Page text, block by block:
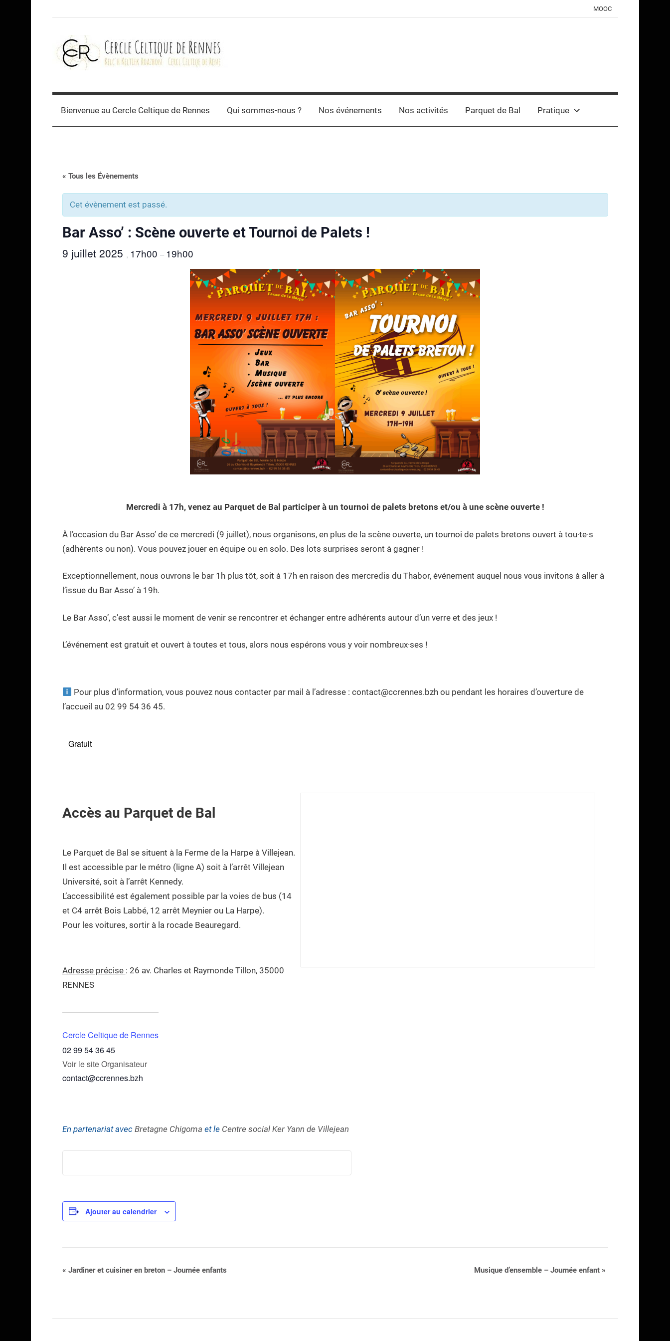
MOOC
Cercle
celtique
Rennes
Bienvenue au Cercle Celtique de Rennes Qui sommes-nous ? Nos événements Nos activités Parquet de Bal Pratique
« Tous les Évènements
Cet évènement est passé.
Bar Asso’ : Scène ouverte et Tournoi de Palets !
9 juillet 2025 , 17h00 – 19h00
Mercredi à 17h, venez au Parquet de Bal participer à un tournoi de palets bretons et/ou à une scène ouverte !
À l’occasion du Bar Asso’ de ce mercredi (9 juillet), nous organisons, en plus de la scène ouverte, un tournoi de palets bretons ouvert à tou·te·s
(adhérents ou non). Vous pouvez jouer en équipe ou en solo. Des lots surprises seront à gagner !
Exceptionnellement, nous ouvrons le bar 1h plus tôt, soit à 17h en raison des mercredis du Thabor, événement auquel nous vous invitons à aller à
l’issue du Bar Asso’ à 19h.
Le Bar Asso’, c’est aussi le moment de venir se rencontrer et échanger entre adhérents autour d’un verre et des jeux !
L’événement est gratuit et ouvert à toutes et tous, alors nous espérons vous y voir nombreux·ses !
Pour plus d’information, vous pouvez nous contacter par mail à l’adresse : contact@ccrennes.bzh ou pendant les horaires d’ouverture de
l’accueil au 02 99 54 36 45.
Gratuit
Accès au Parquet de Bal
Le Parquet de Bal se situent à la Ferme de la Harpe à Villejean.
Il est accessible par le métro (ligne A) soit à l’arrêt Villejean
Université, soit à l’arrêt Kennedy.
L’accessibilité est également possible par la voies de bus (14
et C4 arrêt Bois Labbé, 12 arrêt Meynier ou La Harpe).
Pour les voitures, sortir à la rocade Beauregard.
Adresse précise : 26 av. Charles et Raymonde Tillon, 35000
RENNES
Cercle Celtique de Rennes
02 99 54 36 45
Voir le site Organisateur
contact@ccrennes.bzh
En partenariat avec Bretagne Chigoma et le Centre social Ker Yann de Villejean
Ajouter au calendrier
Navigation
« Jardiner et cuisiner en breton – Journée enfants Musique d’ensemble – Journée enfant »